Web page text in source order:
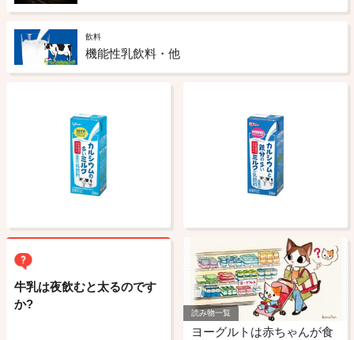
飲料
機能性乳飲料・他
牛乳は夜飲むと太るのです
か?
読み物一覧
ヨーグルトは赤ちゃんが食